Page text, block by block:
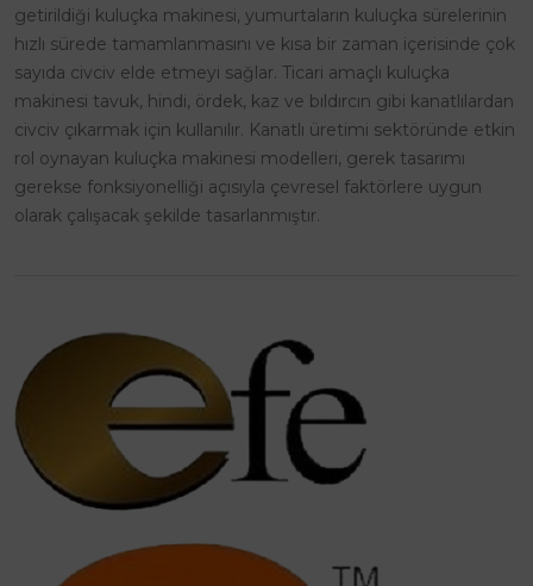
getirildiği kuluçka makinesi, yumurtaların kuluçka sürelerinin
hızlı sürede tamamlanmasını ve kısa bir zaman içerisinde çok
sayıda civciv elde etmeyi sağlar. Ticari amaçlı kuluçka
makinesi tavuk, hindi, ördek, kaz ve bıldırcın gibi kanatlılardan
civciv çıkarmak için kullanılır. Kanatlı üretimi sektöründe etkin
rol oynayan kuluçka makinesi modelleri, gerek tasarımı
gerekse fonksiyonelliği açısıyla çevresel faktörlere uygun
olarak çalışacak şekilde tasarlanmıştır.